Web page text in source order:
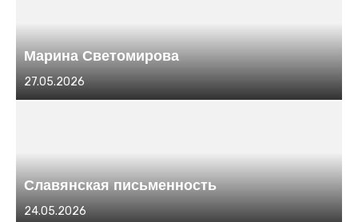
Марина Светомирова
Размещено
в
27.05.2026
Славянская письменность
Размещено
24.05.2026